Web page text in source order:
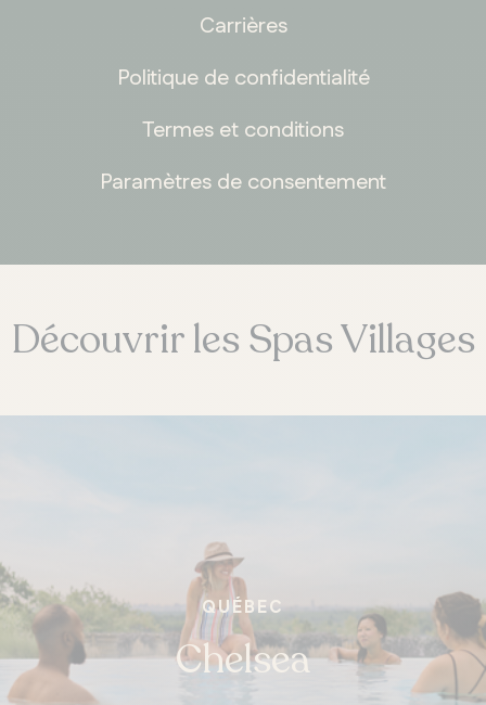
ONTARIO
Carrières
Politique de confidentialité
Termes et conditions
Paramètres de consentement
Découvrir les Spas Villages
QUÉBEC
Chelsea